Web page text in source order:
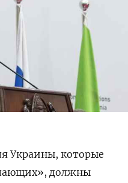
Украины, которые
должны